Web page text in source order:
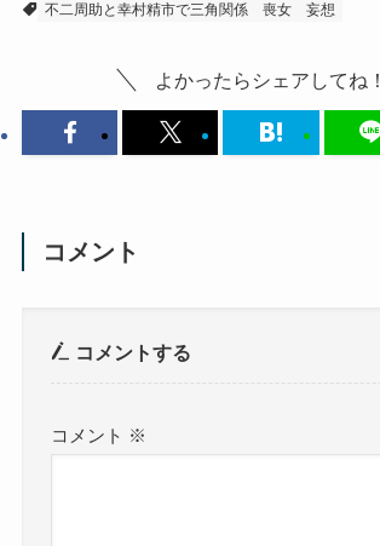
不二周助と幸村精市で三角関係
喪女 妄想
よかったらシェアしてね！
コメント
コメントする
コメント ※